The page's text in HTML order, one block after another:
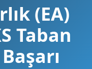
(EA)
Taban